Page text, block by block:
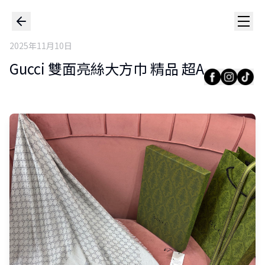
2025年11月10日
Gucci 雙面亮絲大方巾 精品 超A